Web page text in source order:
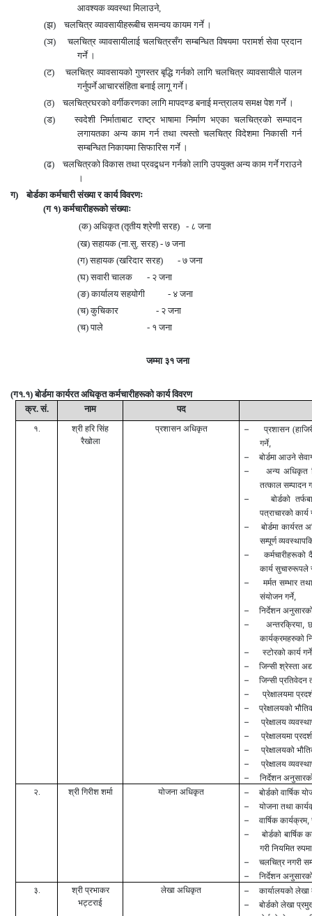
आवश्यक व्यवस्था मिलाउने,
(झ) चलचित्र व्यावसायीहरूबीच समन्वय कायम गर्ने ।
(ञ) चलचित्र व्यावसायीलाई चलचित्रसँग सम्बन्धित विषयमा परामर्श सेवा प्रदान
गर्ने ।
(ट) चलचित्र व्यावसायको गुणस्तर बृद्धि गर्नको लागि चलचित्र व्यावसायीले पालन
गर्नुपर्ने आचारसंहिता बनाई लागू गर्ने।
(ठ) चलचित्रघरको वर्गीकरणका लागि मापदण्ड बनाई मन्त्रालय समक्ष पेश गर्ने ।
(ड) स्वदेशी निर्माताबाट राष्ट्र भाषामा निर्माण भएका चलचित्रको सम्पादन
लगायतका अन्य काम गर्न तथा त्यस्तो चलचित्र विदेशमा निकासी गर्न
सम्बन्धित निकायमा सिफारिस गर्ने ।
(ढ) चलचित्रको विकास तथा प्रवद्र्धन गर्नको लागि उपयुक्त अन्य काम गर्ने गराउने
।
ग) बोर्डका कर्मचारी संख्या र कार्य विवरणः
(ग १) कर्मचारीहरूको संख्याः
(क) अधिकृत (तृतीय श्रेणी सरह) - ८ जना
(ख) सहायक (ना.सु. सरह) - ७ जना
(ग) सहायक (खरिदार सरह) - ७ जना
(घ) सवारी चालक - २ जना
(ङ) कार्यालय सहयोगी - ४ जना
(च) कुचिकार - २ जना
(च) पाले - १ जना
जम्मा ३१जना
(ग१.१) बोर्डमा कार्यरत अधिकृत कर्मचारीहरूको कार्य विवरण
क्र. सं.
नाम पद
१.
श्री हरि सिंह
रैखोला
प्रशासन अधिकृत – प्रशासन
गर्ने,
–बोर्डमा आउने
– अन्य अधिकृत
तत्काल सम्पादन
–बोर्डको
पत्राचारको कार्य
–बोर्डमा
सम्पूर्ण
– कर्मचारीहरूको
कार्य सुचारुरूपले
– मर्मत सम्भार
संयोजन गर्ने,
–निर्देशन
–अन्तरक्रिया,
कार्यक्रमहरुको
– स्टोरको कार्य गर्ने
–जिन्सी श्रेस्ता
–जिन्सी प्रतिवेदन
– प्रेक्षालयमा
–प्रेक्षालयको
–प्रेक्षालय
–प्रेक्षालयमा
–प्रेक्षालयको
–प्रेक्षालय
–
निर्देशन
२.
श्री गिरीश शर्मा योजना अधिकृत –बोर्डको वार्षिक
–योजना तथा
–वार्षिक कार्यक्रम,
– बोर्डको
गरी नियमित
–चलचित्र नगरी
–निर्देशन
३.
श्री प्रभाकर
भट्टराई
लेखा अधिकृत –कार्यालयको लेखा
–बोर्डको लेखा